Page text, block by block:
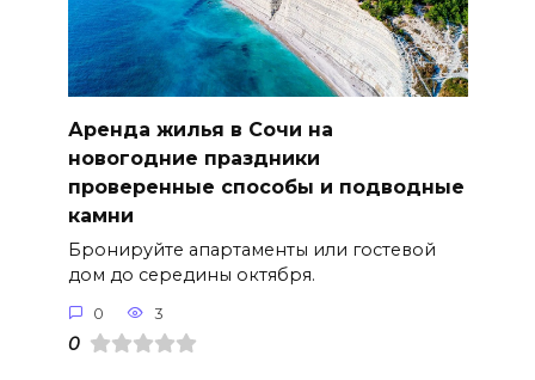
Аренда жилья в Сочи на
новогодние праздники
проверенные способы и подводные
камни
Бронируйте апартаменты или гостевой
дом до середины октября.
0 3
0